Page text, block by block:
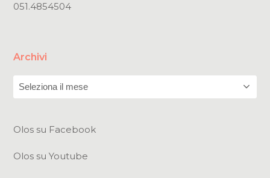
051.4854504
Archivi
Archivi
Olos su Facebook
Olos su Youtube